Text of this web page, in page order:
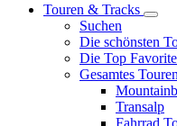
Touren & Tracks
Suchen
Die schönsten
Die Top
Gesamtes
Transalp
Fahrrad